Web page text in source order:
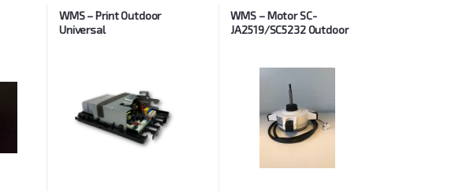
WMS – Print Outdoor
Universal
WMS – Motor SC-
JA2519/SC5232 Outdoor